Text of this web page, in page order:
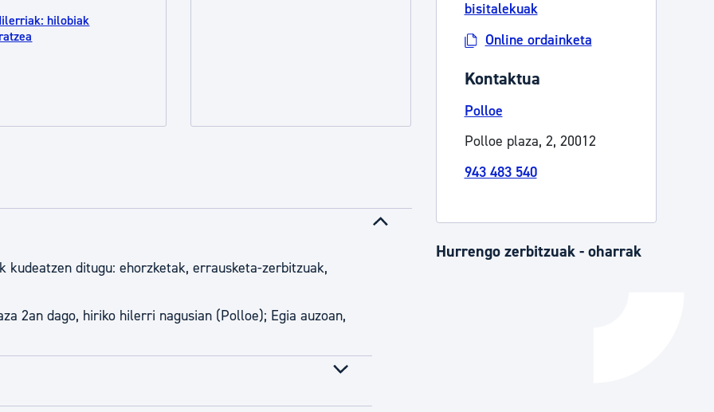
Egutegi fiskala
Izapideen katalogoa
Tramitaziorako laguntza
hilobiak
ditugu: ehorzketak, errausketa-zerbitzuak,
2an dago, hiriko hilerri nagusian (Polloe); Egia auzoan,
bisitalekuak
Online ordainketa
Kontaktua
Polloe
Polloe plaza, 2, 20012
943 483 540
Hurrengo zerbitzuak - oharrak